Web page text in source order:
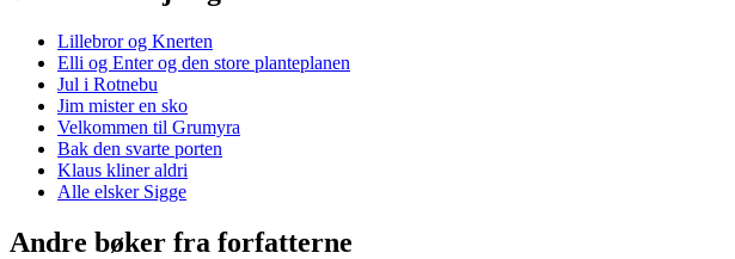
Lillebror og Knerten
Elli og Enter og den store planteplanen
Jul i Rotnebu
Jim mister en sko
Velkommen til Grumyra
Bak den svarte porten
Klaus kliner aldri
Alle elsker Sigge
Andre bøker fra forfatterne